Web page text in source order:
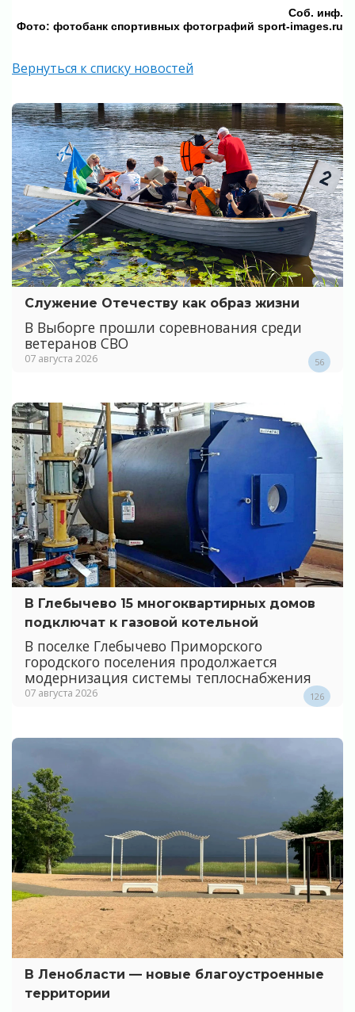
Соб. инф.
Фото: фотобанк спортивных фотографий sport-images.ru
Вернуться к списку новостей
Служение Отечеству как образ жизни
В Выборге прошли соревнования среди
ветеранов СВО
07 августа 2026 56
В Глебычево 15 многоквартирных домов
подключат к газовой котельной
В поселке Глебычево Приморского
городского поселения продолжается
модернизация системы теплоснабжения
07 августа 2026 126
В Ленобласти — новые благоустроенные
территории